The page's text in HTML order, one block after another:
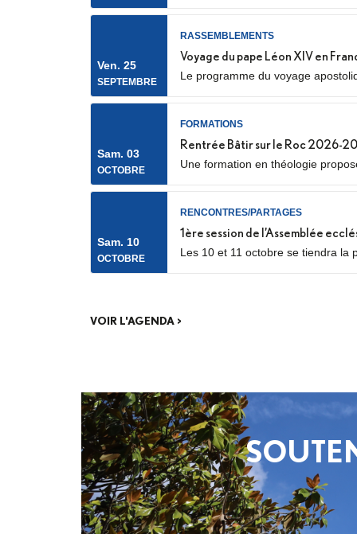
Ven. 25
SEPTEMBRE
RASSEMBLEMENTS
Voyage du pape Léon XIV en
Le programme du voyage
Sam. 03
OCTOBRE
FORMATIONS
Rentrée Bâtir sur le Roc 2026-
Une formation en théologie
Sam. 10
OCTOBRE
RENCONTRES/PARTAGES
1ère session de l’Assemblée
Les 10 et 11 octobre se tiendra la
VOIR L'AGENDA >